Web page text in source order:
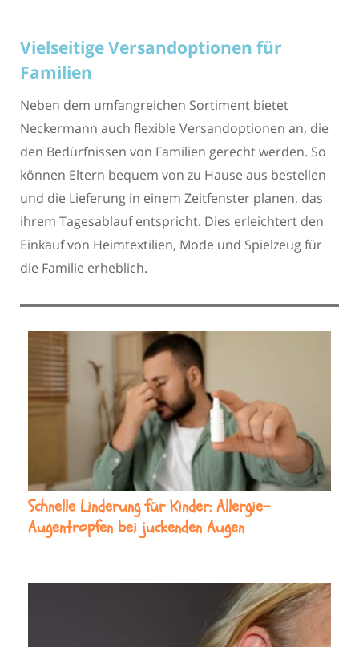
Vielseitige Versandoptionen für
Familien
Neben dem umfangreichen Sortiment bietet
Neckermann auch flexible Versandoptionen an, die
den Bedürfnissen von Familien gerecht werden. So
können Eltern bequem von zu Hause aus bestellen
und die Lieferung in einem Zeitfenster planen, das
ihrem Tagesablauf entspricht. Dies erleichtert den
Einkauf von Heimtextilien, Mode und Spielzeug für
die Familie erheblich.
Schnelle Linderung für Kinder: Allergie-
Augentropfen bei juckenden Augen